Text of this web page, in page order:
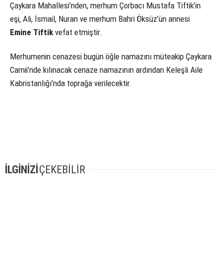
Çaykara Mahallesi’nden, merhum Çorbacı Mustafa Tiftik’in
eşi, Ali, İsmail, Nuran ve merhum Bahri Öksüz’ün annesi
Emine Tiftik vefat etmiştir.
Merhumenin cenazesi bugün öğle namazını müteakip Çaykara
Camii’nde kılınacak cenaze namazının ardından Keleşli Aile
Kabristanlığı’nda toprağa verilecektir.
İLGİNİZİÇEKEBİLİR